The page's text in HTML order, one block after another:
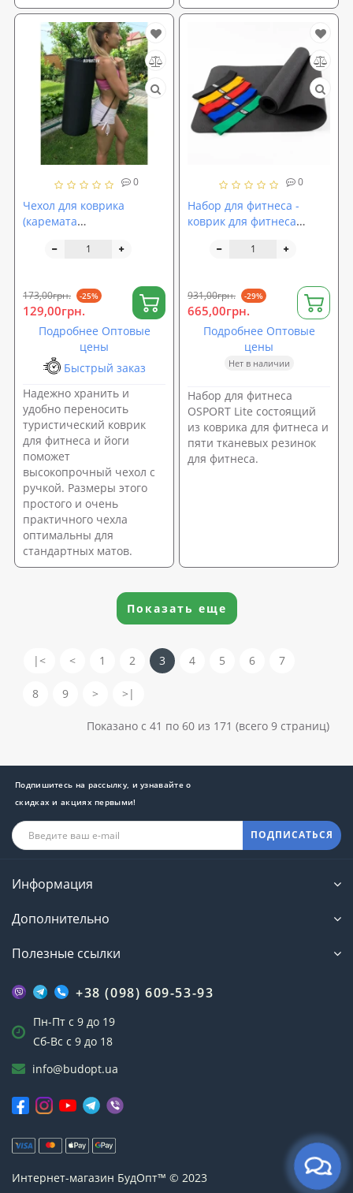
0
Чехол для коврика
(каремата
туризма и фитнеса
173,00грн. -25%
129,00грн.
Подробнее Оптовые
цены
Быстрый заказ
Надежно хранить и
удобно переносить
туристический коврик
для фитнеса и йоги
поможет
высокопрочный чехол с
ручкой. Размеры этого
простого и очень
практичного чехла
оптимальны для
стандартных матов.
0
Набор для фитнеса -
коврик для фитнеса
набор из 5 резинок
931,00грн. -29%
665,00грн.
Подробнее Оптовые
цены
Нет в наличии
Набор для фитнеса
OSPORT Lite состоящий
из коврика для фитнеса и
пяти тканевых резинок
для фитнеса.
Показать еще
|< < 1 2 3 4 5 6 7
8 9 > >|
Показано с 41 по 60 из 171 (всего 9 страниц)
Подпишитесь на рассылку, и узнавайте о
скидках и акциях первыми!
ПОДПИСАТЬСЯ
Информация
Дополнительно
Полезные ссылки
+38 (098) 609-53-93
Пн-Пт с 9 до 19
Сб-Вс с 9 до 18
info@budopt.ua
Интернет-магазин БудОпт™ © 2023